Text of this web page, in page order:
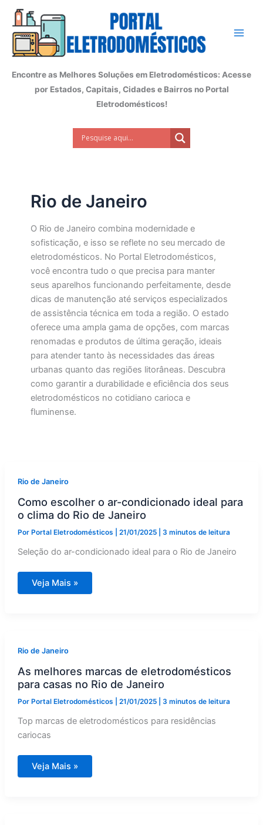
conteúdo
Encontre as Melhores Soluções em Eletrodomésticos: Acesse
por Estados, Capitais, Cidades e Bairros no Portal
Eletrodomésticos!
Rio de Janeiro
O Rio de Janeiro combina modernidade e
sofisticação, e isso se reflete no seu mercado de
eletrodomésticos. No Portal Eletrodomésticos,
você encontra tudo o que precisa para manter
seus aparelhos funcionando perfeitamente, desde
dicas de manutenção até serviços especializados
de assistência técnica em toda a região. O estado
oferece uma ampla gama de opções, com marcas
renomadas e produtos de última geração, ideais
para atender tanto às necessidades das áreas
urbanas quanto das regiões litorâneas. Descubra
como garantir a durabilidade e eficiência dos seus
eletrodomésticos no cotidiano carioca e
fluminense.
Rio de Janeiro
Como escolher o ar-condicionado ideal para
o clima do Rio de Janeiro
Por Portal Eletrodomésticos 21/01/2025 3 minutos de leitura
Seleção do ar-condicionado ideal para o Rio de Janeiro
Como
escolher
clima
do
de
Janeiro
Veja Mais »
Rio de Janeiro
As melhores marcas de eletrodomésticos
para casas no Rio de Janeiro
Por Portal Eletrodomésticos 21/01/2025 3 minutos de leitura
Top marcas de eletrodomésticos para residências
cariocas
As
melhores
Veja Mais »